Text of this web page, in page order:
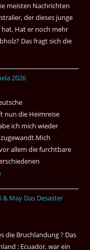
höchste
Kriminalität
aus?
meisten Nachrichten
der dieses junge
Hat er noch mehr
Das fragt sich die
2026
nun die Heimreise
ich mich wieder
allem die furchtbare
& May Das Desaster
die Bruchlandung ? Das
: Ecuador, war ein